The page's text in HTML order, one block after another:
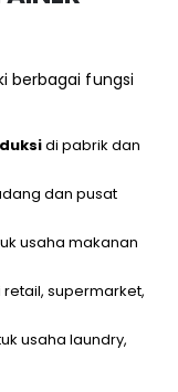
berbagai fungsi
di pabrik dan
dan pusat
usaha makanan
retail, supermarket,
usaha laundry,